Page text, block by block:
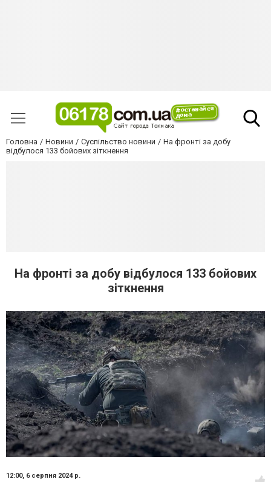
Головна Новини Суспільство новини
На фронті за добу
відбулося 133 бойових зіткнення
На фронті за добу відбулося 133 бойових
зіткнення
12:00, 6 серпня 2024 р.